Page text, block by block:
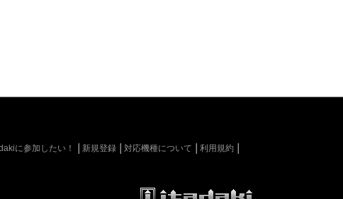
に参加したい！ 新規登録 対応機種について
利用規約